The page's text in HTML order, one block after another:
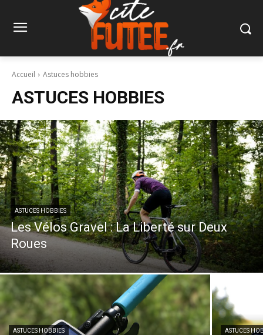
Accueil Astuces hobbies
ASTUCES HOBBIES
ASTUCES HOBBIES
Les Vélos Gravel : La Liberté sur Deux
Roues
ASTUCES HOBBIES ASTUCES